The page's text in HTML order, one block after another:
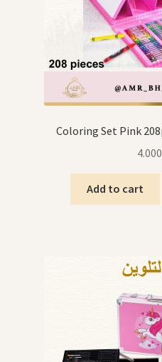
4.000
Add to cart